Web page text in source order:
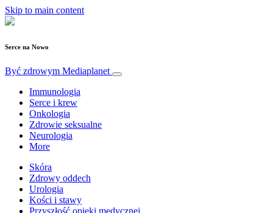
Skip to main content
Serce na Nowo
Być zdrowym Mediaplanet
Immunologia
Serce i krew
Onkologia
Zdrowie seksualne
Neurologia
More
Skóra
Zdrowy oddech
Urologia
Kości i stawy
Przyszłość opieki medycznej